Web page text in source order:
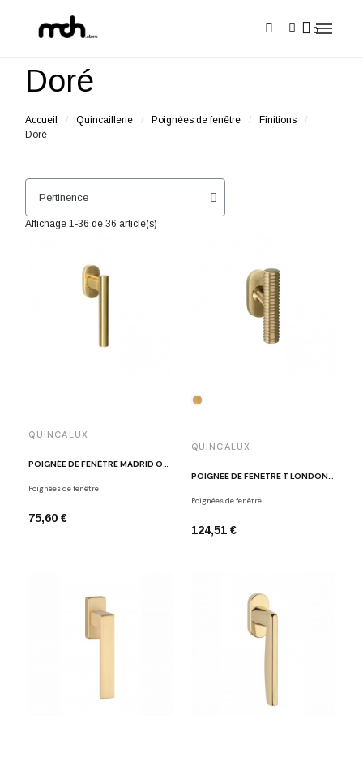
Doré
Accueil Quincaillerie Poignées de fenêtre
Finitions
Doré
Affichage 1-36 de 36 article(s)
QUINCALUX
POIGNÉE DE FENÊTRE MADRID OR MAT
Poignées de fenêtre
75,60 €
QUINCALUX
POIGNÉE DE FENÊTRE T LONDON OR MAT
Poignées de fenêtre
124,51 €